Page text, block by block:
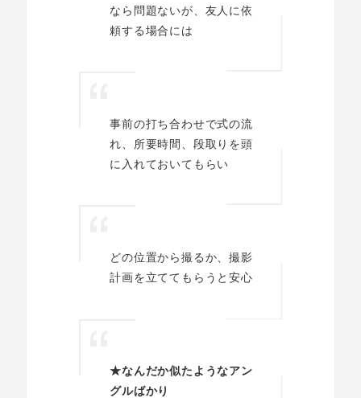
なら問題ないが、友人に依
頼する場合には
事前の打ち合わせで式の流
れ、所要時間、段取りを頭
に入れておいてもらい
どの位置から撮るか、撮影
計画を立ててもらうと安心
★なんだか似たようなアン
グルばかり